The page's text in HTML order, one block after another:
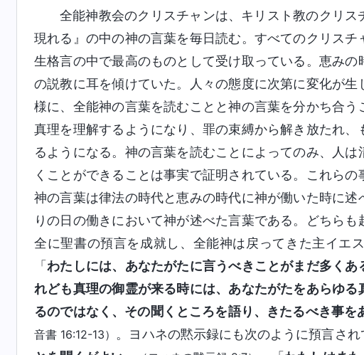
全能神教会のクリスチャンは、キリスト教のクリ
現れる』の中の神の言葉を毎日読む。すべてのクリス
生格言の中で最高のものとして受け取っている。恵み
の説教に耳を傾けていた。人々の態度に次第に変化が
様に、全能神の言葉を読むことと神の言葉を分かち合
真理を理解するようになり、罪の束縛から解き放たれ
るようになる。神の言葉を読むことによってのみ、人
くことができることは事実で証明されている。これら
神の言葉は律法の時代と恵みの時代に神が働いた時に
りの日の働きにおいて神が述べた言葉である。どちら
全に聖書の預言を成就し、全能神は戻ってきた主イエ
「わたしには、あなたがたに言うべきことがまだ多く
れども真理の御霊が来る時には、あなたがたをあらゆ
るのではなく、その聞くところを語り、きたるべき事を
音書 16:12-13） 。ヨハネの黙示録にも次のように預言さ